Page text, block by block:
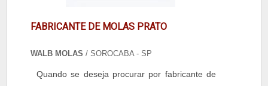
FABRICANTE DE MOLAS PRATO
WALB MOLAS / SOROCABA - SP
Quando se deseja procurar por fabricante de